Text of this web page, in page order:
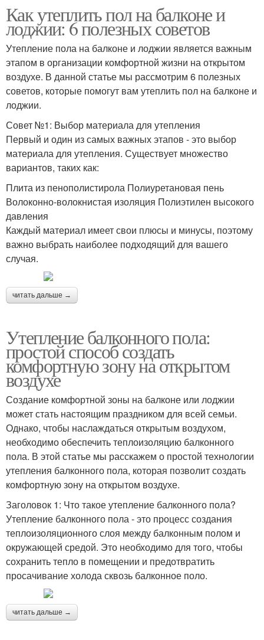
Как утеплить пол на балконе и
лоджии: 6 полезных советов
Утепление пола на балконе и лоджии является важным
этапом в организации комфортной жизни на открытом
воздухе. В данной статье мы рассмотрим 6 полезных
советов, которые помогут вам утеплить пол на балконе и
лоджии.
Совет №1: Выбор материала для утепления
Первый и один из самых важных этапов - это выбор
материала для утепления. Существует множество
вариантов, таких как:
Плита из пенополистирола Полиуретановая пень
Волоконно-волокнистая изоляция Полиэтилен высокого
давления
Каждый материал имеет свои плюсы и минусы, поэтому
важно выбрать наиболее подходящий для вашего
случая.
читать дальше →
Утепление балконного пола:
простой способ создать
комфортную зону на открытом
воздухе
Создание комфортной зоны на балконе или лоджии
может стать настоящим праздником для всей семьи.
Однако, чтобы наслаждаться открытым воздухом,
необходимо обеспечить теплоизоляцию балконного
пола. В этой статье мы расскажем о простой технологии
утепления балконного пола, которая позволит создать
комфортную зону на открытом воздухе.
Заголовок 1: Что такое утепление балконного пола?
Утепление балконного пола - это процесс создания
теплоизоляционного слоя между балконным полом и
окружающей средой. Это необходимо для того, чтобы
сохранить тепло в помещении и предотвратить
просачивание холода сквозь балконное поло.
читать дальше →